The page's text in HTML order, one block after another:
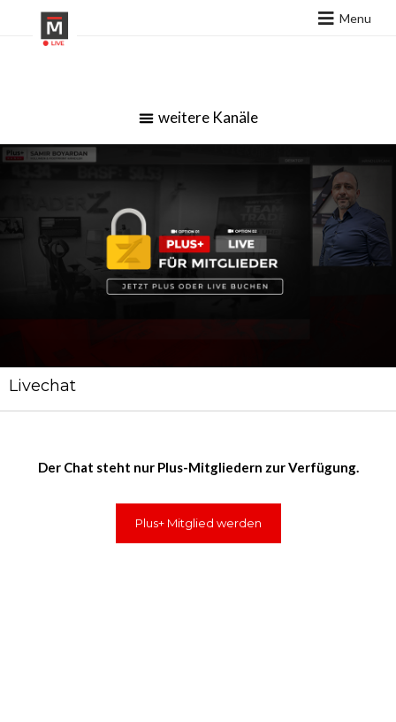
Menu
Livechat
Der Chat steht nur Plus-Mitgliedern zur Verfügung.
Plus+ Mitglied werden